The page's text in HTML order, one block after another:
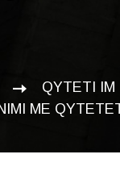
QYTETI IM
ME